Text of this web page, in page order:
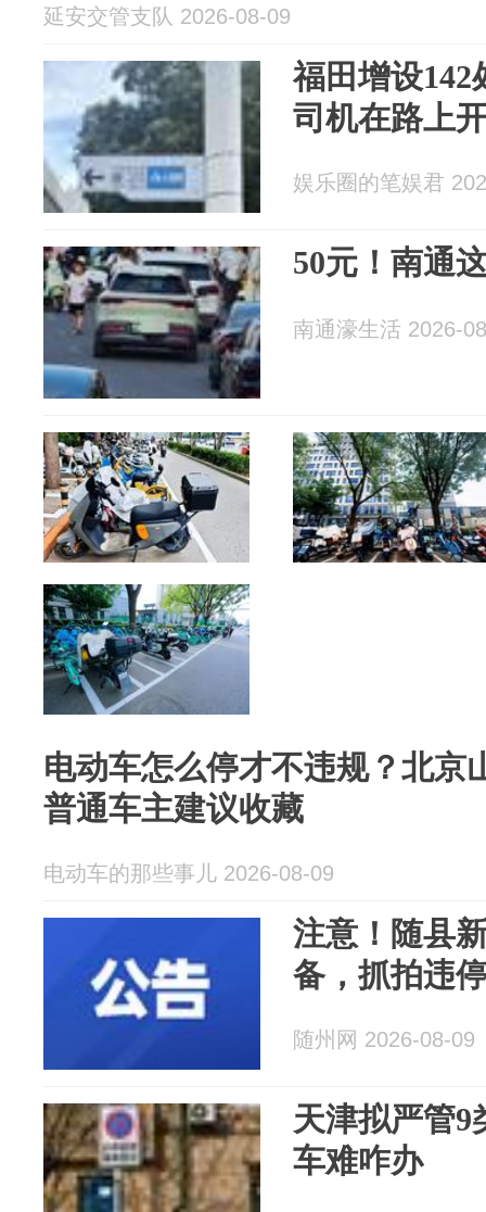
延安交管支队 2026-08-09
福田增设142
司机在路上
娱乐圈的笔娱君
50元！南通
南通濠生活 2026-
电动车怎么停才不违规？北京
普通车主建议收藏
电动车的那些事儿 2026-08-09
注意！随县
备，抓拍违
随州网 2026-08-09
天津拟严管9
车难咋办